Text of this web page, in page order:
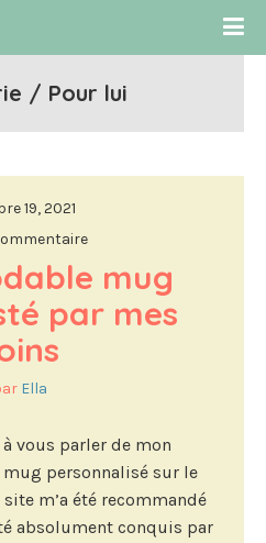
/ Pour lui
19, 2021
mug
par mes
Ella
vous parler de mon
mug personnalisé sur le
m’a été recommandé
absolument conquis par